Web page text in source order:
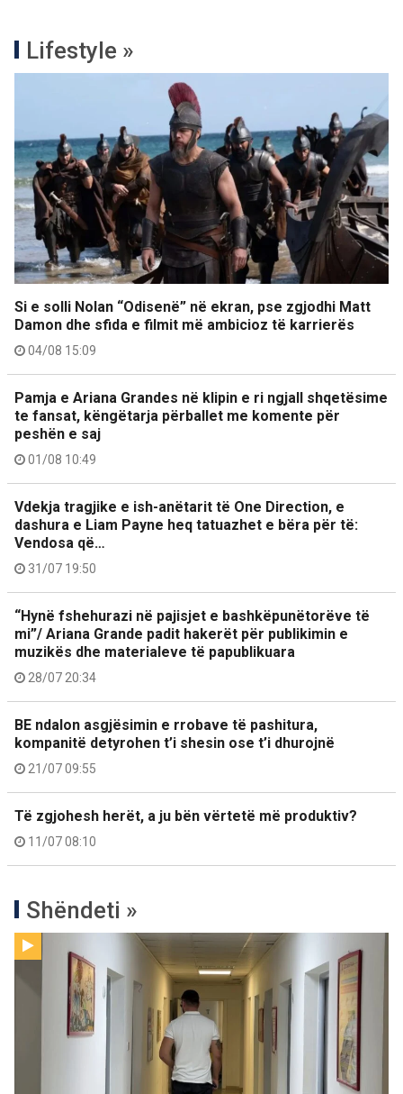
Lifestyle »
Si e solli Nolan “Odisenë” në ekran, pse zgjodhi Matt
Damon dhe sfida e filmit më ambicioz të karrierës
04/08 15:09
Pamja e Ariana Grandes në klipin e ri ngjall shqetësime
te fansat, këngëtarja përballet me komente për
peshën e saj
01/08 10:49
Vdekja tragjike e ish-anëtarit të One Direction, e
dashura e Liam Payne heq tatuazhet e bëra për të:
Vendosa që…
31/07 19:50
“Hynë fshehurazi në pajisjet e bashkëpunëtorëve të
mi”/ Ariana Grande padit hakerët për publikimin e
muzikës dhe materialeve të papublikuara
28/07 20:34
BE ndalon asgjësimin e rrobave të pashitura,
kompanitë detyrohen t’i shesin ose t’i dhurojnë
21/07 09:55
Të zgjohesh herët, a ju bën vërtetë më produktiv?
11/07 08:10
Shëndeti »